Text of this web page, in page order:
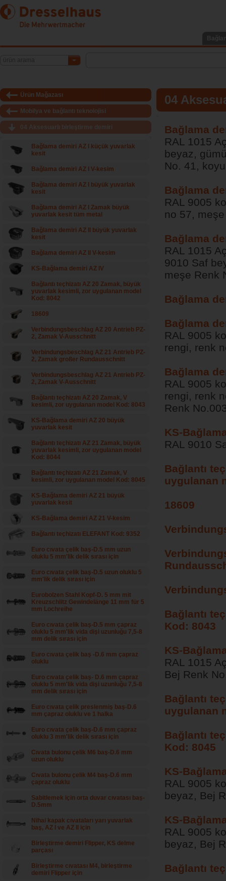
Ürün Mağazası
Mobilya ve bağlantı teknolojisi
04 Aksesuarlı birleştirme demiri
Bağlama demiri AZ I küçük yuvarlak
kesit
Bağlama demiri AZ I V-kesim
Bağlama demiri AZ I büyük yuvarlak
kesit
Bağlama demiri AZ I Zamak büyük
yuvarlak kesit tüm metal
Bağlama demiri AZ II büyük yuvarlak
kesit
Bağlama demiri AZ II V-kesim
KS-Bağlama demiri AZ IV
Bağlantı teçhizatı AZ 20 Zamak, büyük
yuvarlak kesimli, zor uygulanan model
Kod: 8042
18609
Verbindungsbeschlag AZ 20 Antrieb PZ-
2, Zamak V-Ausschnitt
Verbindungsbeschlag AZ 21 Antrieb PZ-
2, Zamak großer Rundausschnitt
Verbindungsbeschlag AZ 21 Antrieb PZ-
2, Zamak V-Ausschnitt
Bağlantı teçhizatı AZ 20 Zamak, V
kesimli, zor uygulanan model Kod: 8043
KS-Bağlama demiri AZ 20 büyük
yuvarlak kesit
Bağlantı teçhizatı AZ 21 Zamak, büyük
yuvarlak kesimli, zor uygulanan model
Kod: 8044
Bağlantı teçhizatı AZ 21 Zamak, V
kesimli, zor uygulanan model Kod: 8045
KS-Bağlama demiri AZ 21 büyük
yuvarlak kesit
KS-Bağlama demiri AZ 21 V-kesim
Bağlantı teçhizatı ELEFANT Kod: 9352
Euro cıvata çelik baş-D.5 mm uzun
oluklu 5 mm'lik delik sırası için
Euro cıvata çelik baş-D.5 uzun oluklu 5
mm'lik delik sırası için
Eurobolzen Stahl Kopf-D. 5 mm mit
Kreuzschlitz Gewindelänge 11 mm für 5
mm Lochreihe
Euro cıvata çelik baş-D.5 mm çapraz
oluklu 5 mm'lik vida dişi uzunluğu 7,5-8
mm delik sırası için
Euro cıvata çelik baş -D.6 mm çapraz
oluklu
Euro cıvata çelik baş- D.6 mm çapraz
oluklu 5 mm'lik vida dişi uzunluğu 7,5-8
mm delik sırası için
Euro cıvata çelik preslenmiş baş-D.6
mm çapraz oluklu ve 1 halka
Euro cıvata çelik baş-D.6 mm çapraz
oluklu 3 mm'lik delik sırası için
Cıvata bulonu çelik M6 baş-D.6 mm
uzun oluklu
Cıvata bulonu çelik M4 baş-D.6 mm
çapraz oluklu
Sabitlemek için orta duvar cıvatası baş-
D.5mm
Nihai kapak cıvataları yarı yuvarlak
baş, AZ I ve AZ II için
Birleştirme demiri Flipper, KS delme
parçası
Birleştirme cıvatası M4, birleştirme
demiri Flipper için
04
Bağlama
RAL 1015
beyaz,
No. 41,
Bağlama
RAL 9005
no 57,
Bağlama
RAL 1015
9010 Saf
meşe Renk
Bağlama
Bağlama
RAL 9005
rengi, renk
Bağlama
RAL 9005
rengi, renk
Renk
KS-
RAL 9010
Bağlantı
uygulanan
18609
Bağlantı
Kod: 8043
KS-
RAL 1015
Bej Renk
Bağlantı
uygulanan
Bağlantı
Kod: 8045
KS-
RAL 9005
beyaz, Bej
KS-
RAL 9005
beyaz, Bej
Bağlantı